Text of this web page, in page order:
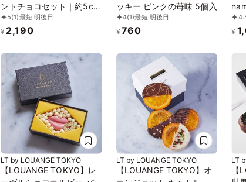
ントチョコセット｜約5cm
｜お好きなお写真で｜
5(1)最短 明後日
¥ 2,190
ッキー ピンクの苺味 5個入
4(1)最短 明後日
¥ 760 ¥
LT by LOUANGE TOKYO
【LOUANGE TOKYO】レ
LT by LOUANGE TOKYO
【LOUANGE TOKYO】オ
LT
【